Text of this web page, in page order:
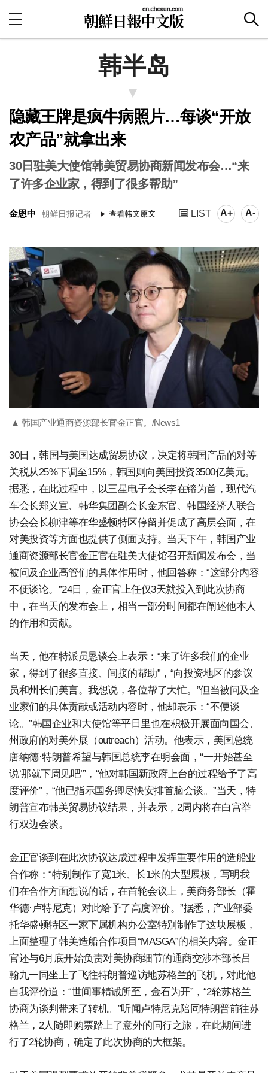
韩半岛
隐藏王牌是疯牛病照片…每谈“开放
农产品”就拿出来
30日驻美大使馆韩美贸易协商新闻发布会…“来
了许多企业家，得到了很多帮助”
金恩中 朝鲜日报记者 LIST A+ A-
▲ 韩国产业通商资源部长官金正官。/News1
30日，韩国与美国达成贸易协议，决定将韩国产品的对等
关税从25%下调至15%，韩国则向美国投资3500亿美元。
据悉，在此过程中，以三星电子会长李在镕为首，现代汽
车会长郑义宣、韩华集团副会长金东官、韩国经济人联合
协会会长柳津等在华盛顿特区停留并促成了高层会面，在
对美投资等方面也提供了侧面支持。当天下午，韩国产业
通商资源部长官金正官在驻美大使馆召开新闻发布会，当
被问及企业高管们的具体作用时，他回答称：“这部分内容
不便谈论。”24日，金正官上任仅3天就投入到此次协商
中，在当天的发布会上，相当一部分时间都在阐述他本人
的作用和贡献。
当天，他在特派员恳谈会上表示：“来了许多我们的企业
家，得到了很多直接、间接的帮助”，“向投资地区的参议
员和州长们美言。我想说，各位帮了大忙。”但当被问及企
业家们的具体贡献或活动内容时，他却表示：“不便谈
论。”韩国企业和大使馆等平日里也在积极开展面向国会、
州政府的对美外展（outreach）活动。他表示，美国总统
唐纳德·特朗普希望与韩国总统李在明会面，“一开始甚至
说‘那就下周见吧’”，“他对韩国新政府上台的过程给予了高
度评价”，“他已指示国务卿尽快安排首脑会谈。”当天，特
朗普宣布韩美贸易协议结果，并表示，2周内将在白宫举
行双边会谈。
金正官谈到在此次协议达成过程中发挥重要作用的造船业
合作称：“特别制作了宽1米、长1米的大型展板，写明我
们在合作方面想说的话，在首轮会议上，美商务部长（霍
华德·卢特尼克）对此给予了高度评价。”据悉，产业部委
托华盛顿特区一家下属机构办公室特别制作了这块展板，
上面整理了韩美造船合作项目“MASGA”的相关内容。金正
官还与6月底开始负责对美协商细节的通商交涉本部长吕
翰九一同坐上了飞往特朗普巡访地苏格兰的飞机，对此他
自我评价道：“世间事精诚所至，金石为开”，“2轮苏格兰
协商为谈判带来了转机。”听闻卢特尼克陪同特朗普前往苏
格兰，2人随即购票踏上了意外的同行之旅，在此期间进
行了2轮协商，确定了此次协商的大框架。